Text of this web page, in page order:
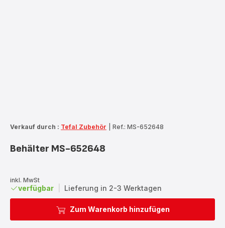
Verkauf durch : Tefal Zubehör Ref.: MS-652648
Behälter MS-652648
inkl. MwSt
verfügbar Lieferung in 2-3 Werktagen
Zum Warenkorb hinzufügen